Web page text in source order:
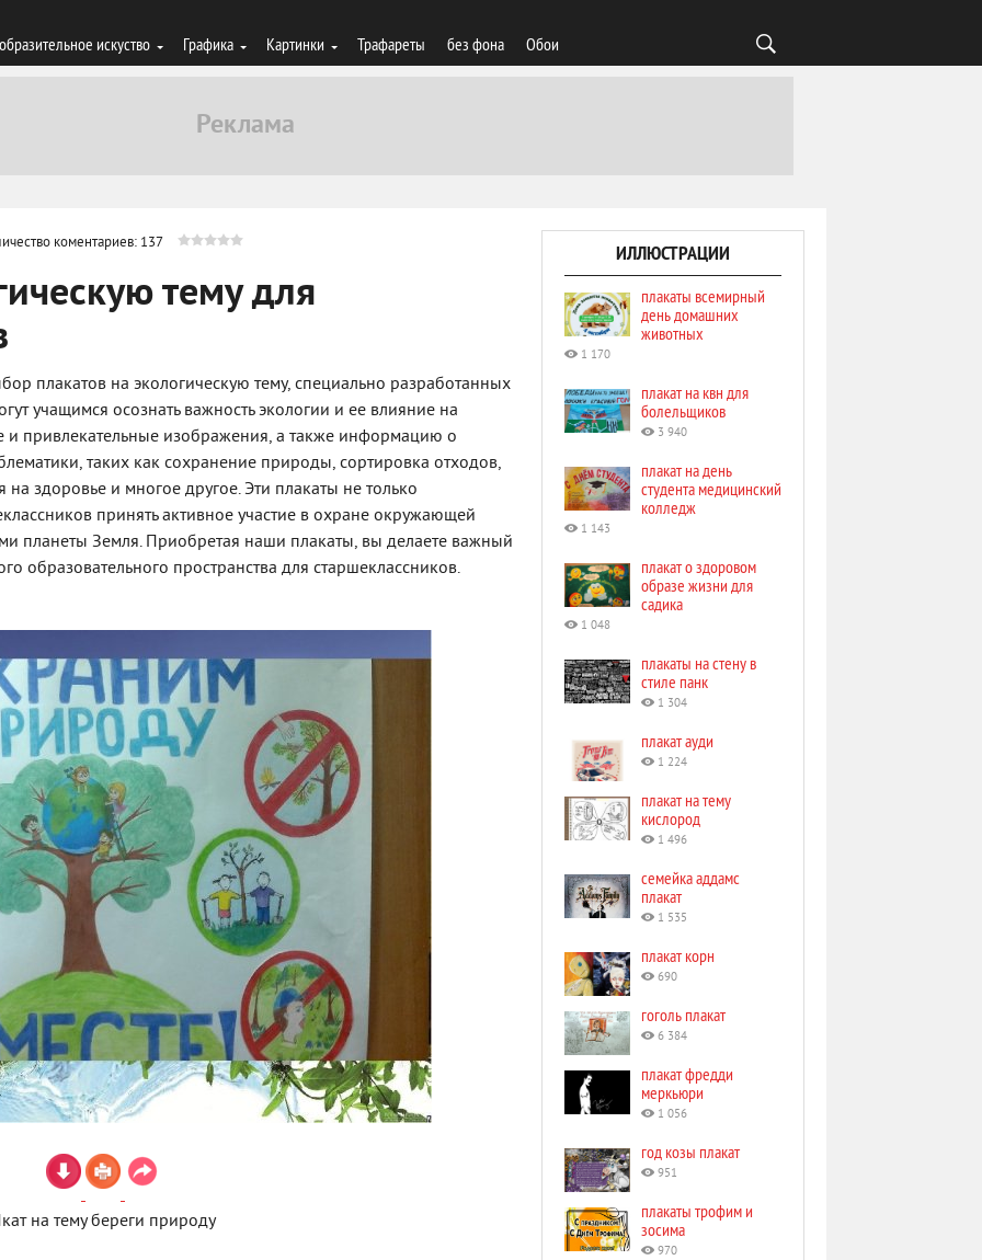
искуство Графика Картинки Трафареты без фона Обои
коментариев: 137
тему для
плакатов на экологическую тему, специально разработанных
учащимся осознать важность экологии и ее влияние на
привлекательные изображения, а также информацию о
таких как сохранение природы, сортировка отходов,
здоровье и многое другое. Эти плакаты не только
принять активное участие в охране окружающей
планеты Земля. Приобретая наши плакаты, вы делаете важный
образовательного пространства для старшеклассников.
на тему береги природу
ИЛЛЮСТРАЦИИ
плакаты всемирный
день домашних
животных
1 170
плакат на квн для
болельщиков
3 940
плакат на день
студента медицинский
колледж
1 143
плакат о здоровом
образе жизни для
садика
1 048
плакаты на стену в
стиле панк
1 304
плакат ауди
1 224
плакат на тему
кислород
1 496
семейка аддамс
плакат
1 535
плакат корн
690
гоголь плакат
6 384
плакат фредди
меркьюри
1 056
год козы плакат
951
плакаты трофим и
зосима
970